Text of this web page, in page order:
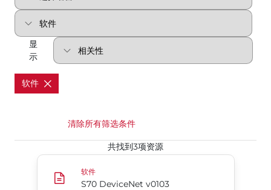
显
示
软件
清除所有筛选条件
共找到3项资源
S70 DeviceNet v0103
软件
S70 DeviceNet v0103